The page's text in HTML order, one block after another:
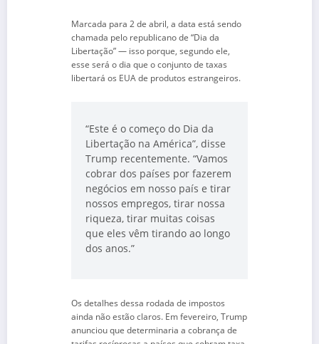
Marcada para 2 de abril, a data está sendo
chamada pelo republicano de “Dia da
Libertação” — isso porque, segundo ele,
esse será o dia que o conjunto de taxas
libertará os EUA de produtos estrangeiros.
“Este é o começo do Dia da
Libertação na América”, disse
Trump recentemente. “Vamos
cobrar dos países por fazerem
negócios em nosso país e tirar
nossos empregos, tirar nossa
riqueza, tirar muitas coisas
que eles vêm tirando ao longo
dos anos.”
Os detalhes dessa rodada de impostos
ainda não estão claros. Em fevereiro, Trump
anunciou que determinaria a cobrança de